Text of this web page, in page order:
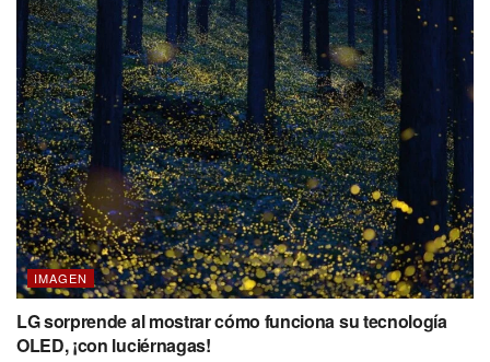
IMAGEN
LG sorprende al mostrar cómo funciona su tecnología
OLED, ¡con luciérnagas!